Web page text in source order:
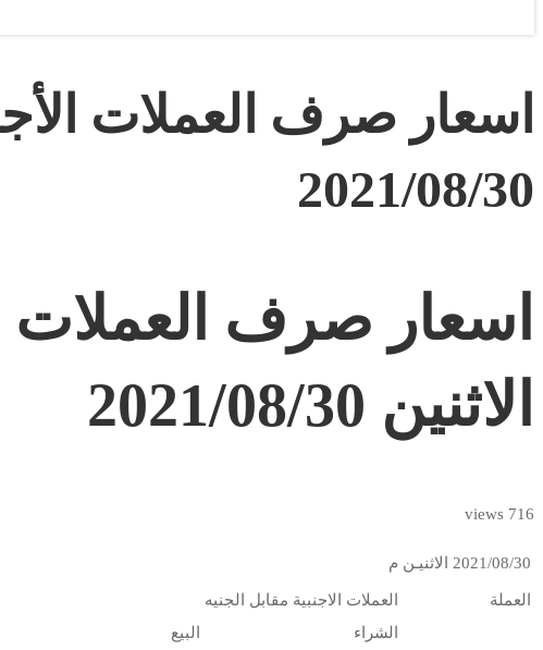
اسعار صرف العملات
2021/08/30
اسعار صرف العملات
الاثنين 2021/08/30
716 views
2021/08/30 الاثنيـن م
العملة
العملات الاجنبية مقابل الجنيه
الشراء
البيع